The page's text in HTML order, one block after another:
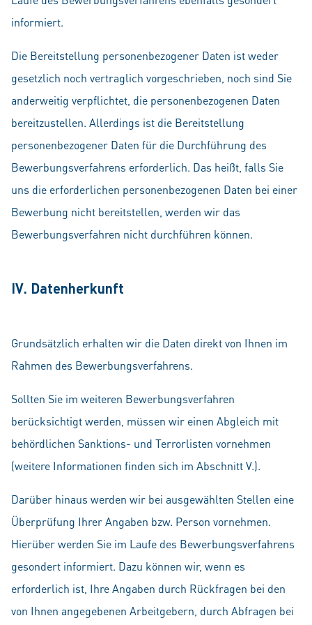
informiert.
Die Bereitstellung personenbezogener Daten ist weder
gesetzlich noch vertraglich vorgeschrieben, noch sind Sie
anderweitig verpflichtet, die personenbezogenen Daten
bereitzustellen. Allerdings ist die Bereitstellung
personenbezogener Daten für die Durchführung des
Bewerbungsverfahrens erforderlich. Das heißt, falls Sie
uns die erforderlichen personenbezogenen Daten bei einer
Bewerbung nicht bereitstellen, werden wir das
Bewerbungsverfahren nicht durchführen können.
IV. Datenherkunft
Grundsätzlich erhalten wir die Daten direkt von Ihnen im
Rahmen des Bewerbungsverfahrens.
Sollten Sie im weiteren Bewerbungsverfahren
berücksichtigt werden, müssen wir einen Abgleich mit
behördlichen Sanktions- und Terrorlisten vornehmen
(weitere Informationen finden sich im Abschnitt V.).
Darüber hinaus werden wir bei ausgewählten Stellen eine
Überprüfung Ihrer Angaben bzw. Person vornehmen.
Hierüber werden Sie im Laufe des Bewerbungsverfahrens
gesondert informiert. Dazu können wir, wenn es
erforderlich ist, Ihre Angaben durch Rückfragen bei den
von Ihnen angegebenen Arbeitgebern, durch Abfragen bei